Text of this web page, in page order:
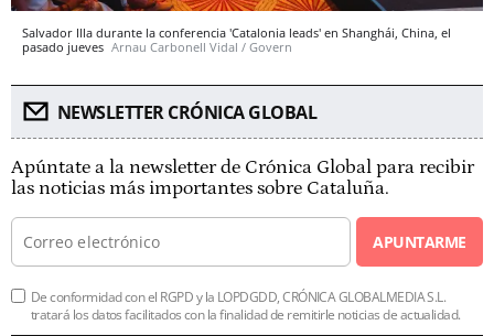
Salvador Illa durante la conferencia 'Catalonia leads' en Shanghái, China, el
pasado jueves Arnau Carbonell Vidal / Govern
NEWSLETTER CRÓNICA GLOBAL
Apúntate a la newsletter de Crónica Global para recibir
las noticias más importantes sobre Cataluña.
APUNTARME
De conformidad con el RGPD y la LOPDGDD, CRÓNICA GLOBALMEDIA S.L.
tratará los datos facilitados con la finalidad de remitirle noticias de actualidad.